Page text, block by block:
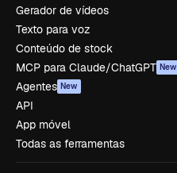
Gerador de vídeos
Texto para voz
Conteúdo de stock
MCP para Claude/ChatGPT New
Agentes New
API
App móvel
Todas as ferramentas